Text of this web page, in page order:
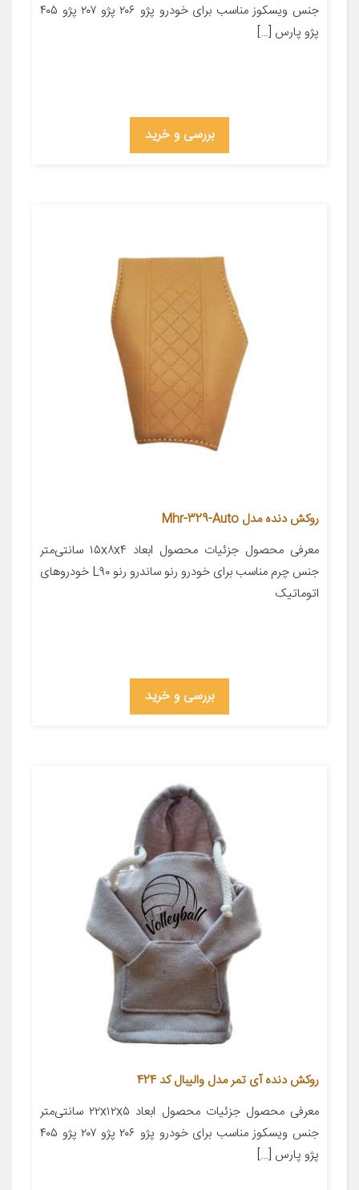
جنس ویسکوز مناسب برای خودرو پژو ۲۰۶ پژو ۲۰۷ پژو ۴۰۵
پژو پارس […]
بررسی و خرید
روکش دنده مدل Mhr-329-Auto
معرفی محصول جزئیات محصول ابعاد ۱۵x۸x۴ سانتی‌متر
جنس چرم مناسب برای خودرو رنو ساندرو رنو L۹۰ خودروهای
اتوماتیک
بررسی و خرید
روکش دنده آی تمر مدل والیبال کد 424
معرفی محصول جزئیات محصول ابعاد ۲۲x۱۲x۵ سانتی‌متر
جنس ویسکوز مناسب برای خودرو پژو ۲۰۶ پژو ۲۰۷ پژو ۴۰۵
پژو پارس […]